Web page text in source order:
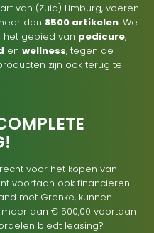
van (Zuid) Limburg, voeren
dan 8500 artikelen. We
het gebied van pedicure,
en wellness, tegen de
zijn ook terug te
voor het kopen van
voortaan ook financieren!
met Grenke, kunnen
dan € 500,00 voortaan
biedt leasing?